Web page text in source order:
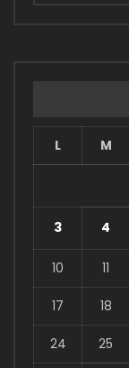
L M
3 4
10 11
17 18
24 25